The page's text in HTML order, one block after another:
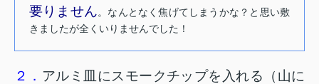
要りません。なんとなく焦げてしまうかな？と思い敷
きましたが全くいりませんでした！
２． アルミ皿にスモークチップを入れる（山に